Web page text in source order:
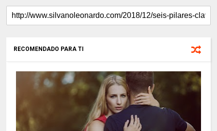
RECOMENDADO PARA TI